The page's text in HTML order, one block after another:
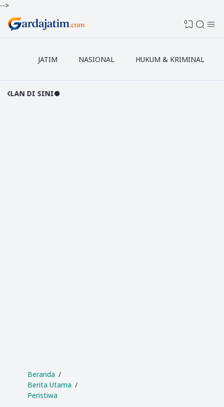
-->
0
JATIM NASIONAL HUKUM & KRIMINAL
Beranda
Berita Utama
Peristiwa